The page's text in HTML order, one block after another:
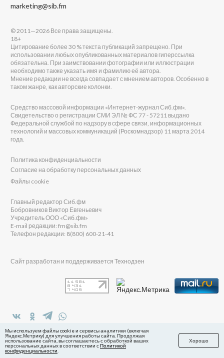
marketing@sib.fm
в Яндекс.Дзен
© 2011—2026 Все права защищены.
18+
Цитирование более 30 % текста публикаций запрещено. При
использовании любых опубликованных материалов гиперссылка
обязательна. При заимствовании фотографии или иллюстрации
необходимо также указать имя и фамилию её автора.
Мнение редакции не всегда совпадает с мнением авторов. Особенно в
таком жанре, как авторские колонки.
Средство массовой информации «Интернет-журнал Сиб.фм».
Свидетельство о регистрации СМИ ЭЛ № ФС 77 - 57211 выдано
Федеральной службой по надзору в сфере связи, информационных
технологий и массовых коммуникаций (Роскомнадзор) 11 марта 2014
года.
Политика конфиденциальности
Согласие на обработку персональных данных
Файлы cookie
Главный редактор Сиб.фм
Бобровников Виктор Евгеньевич
Учредитель ООО «Сиб.фм»
E-mail редакции: fm@sib.fm
Телефон редакции: 8(800) 600-21-41
Сайт разработан и поддерживается Технодзен
Мы используем файлы cookie и сервисы аналитики (включая
Яндекс.Метрику) для улучшения работы сайта. Продолжая
использование сайта, вы соглашаетесь с обработкой ваших
персональных данных в соответствии сПолитикой
конфиденциальности
Хорошо